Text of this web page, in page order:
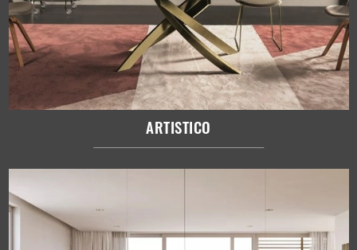
ARTISTICO